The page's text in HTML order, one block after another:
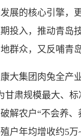
的核心引擎，更
投入，推动青岛
群众，又反哺青
集团肉兔全产业
甘肃规模最大、
解农户“不会养
户年均增收约5